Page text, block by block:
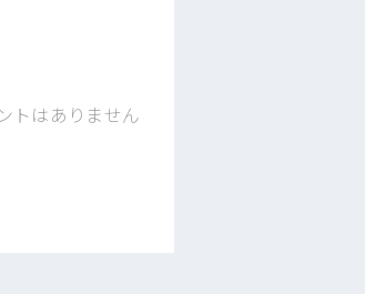
トはありません